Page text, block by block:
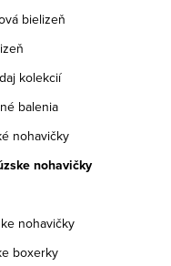
bielizeň
kolekcií
balenia
nohavičky
nohavičky
nohavičky
boxerky